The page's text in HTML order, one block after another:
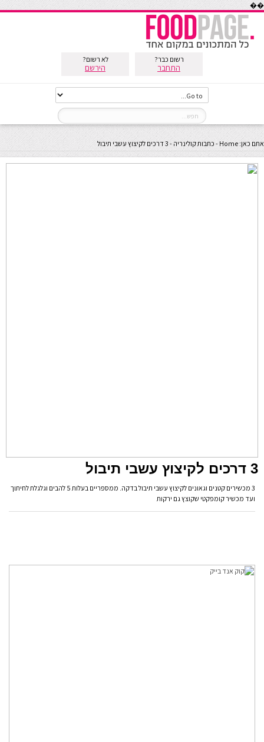
��
רשום כבר?
התחבר
לא רשום?
הירשם
אתם כאן: Home
- כתבות קולינריה - 3 דרכים לקיצוץ עשבי תיבול
3 דרכים לקיצוץ עשבי תיבול
3 מכשירים קטנים וגאונים לקיצוץ עשבי תיבול בדקה. ממספריים בעלות 5 להבים וגלגלת לחיתוך
ועד מכשיר קומפקטי שקוצץ גם ירקות